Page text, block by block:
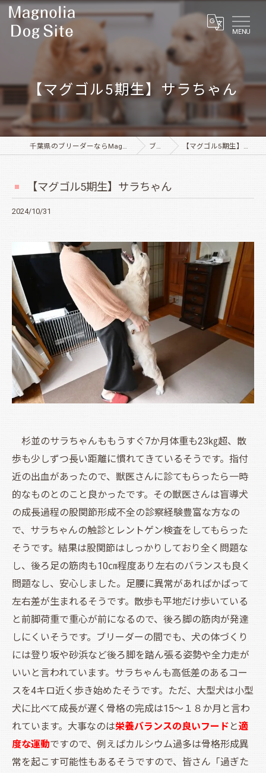
MENU
【マグゴル5期生】サラちゃん
千葉県のブリーダーならMagnolia Dog Site ブログ 【マグゴル5期生】サラちゃん
【マグゴル5期生】サラちゃん
2024/10/31
杉並のサラちゃんももうすぐ7か月体重も23㎏超、散
歩も少しずつ長い距離に慣れてきているそうです。指付
近の出血があったので、獣医さんに診てもらったら一時
的なものとのこと良かったです。その獣医さんは盲導犬
の成長過程の股関節形成不全の診察経験豊富な方なの
で、サラちゃんの触診とレントゲン検査をしてもらった
そうです。結果は股関節はしっかりしており全く問題な
し、後ろ足の筋肉も10㎝程度あり左右のバランスも良く
問題なし、安心しました。足腰に異常があればかばって
左右差が生まれるそうです。散歩も平地だけ歩いている
と前脚荷重で重心が前になるので、後ろ脚の筋肉が発達
しにくいそうです。ブリーダーの間でも、犬の体づくり
には登り坂や砂浜など後ろ脚を踏ん張る姿勢や全力走が
いいと言われています。サラちゃんも高低差のあるコー
スを4キロ近く歩き始めたそうです。ただ、大型犬は小型
犬に比べて成長が遅く骨格の完成は15～１８か月と言わ
れています。大事なのは栄養バランスの良いフード と適
度な運動ですので、例えばカルシウム過多は骨格形成異
常を起こす可能性もあるそうですので、皆さん「過ぎた